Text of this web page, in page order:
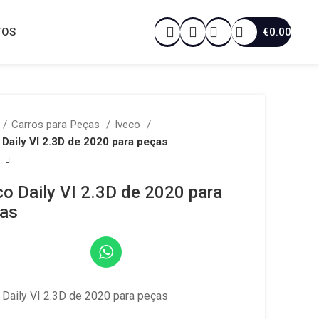
€0.00
Carros para Peças
Iveco
VI 2.3D de 2020 para peças
Daily VI 2.3D de 2020 para
VI 2.3D de 2020 para peças